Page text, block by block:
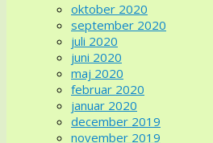
oktober 2020
september 2020
juli 2020
juni 2020
maj 2020
februar 2020
januar 2020
december 2019
november 2019